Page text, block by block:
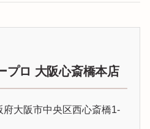
プロ 大阪心斎橋本店
府大阪市中央区西心斎橋1-